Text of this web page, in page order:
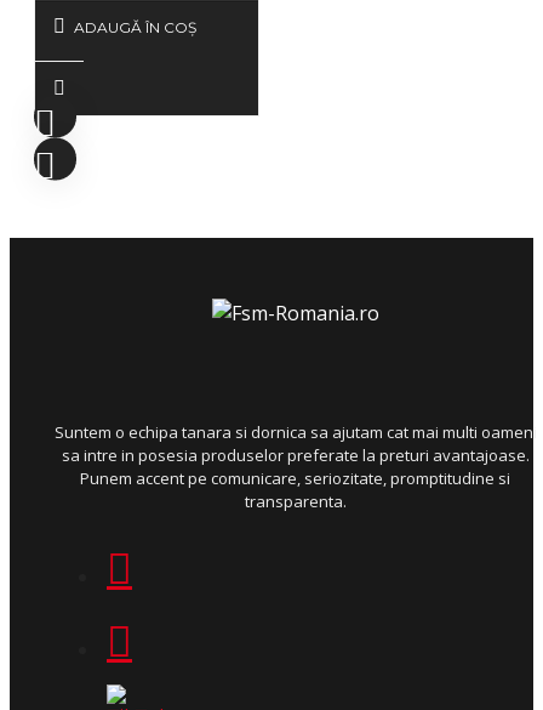
ADAUGĂ ÎN COŞ
Suntem o echipa tanara si dornica sa ajutam cat mai multi oameni
sa intre in posesia produselor preferate la preturi avantajoase.
Punem accent pe comunicare, seriozitate, promptitudine si
transparenta.